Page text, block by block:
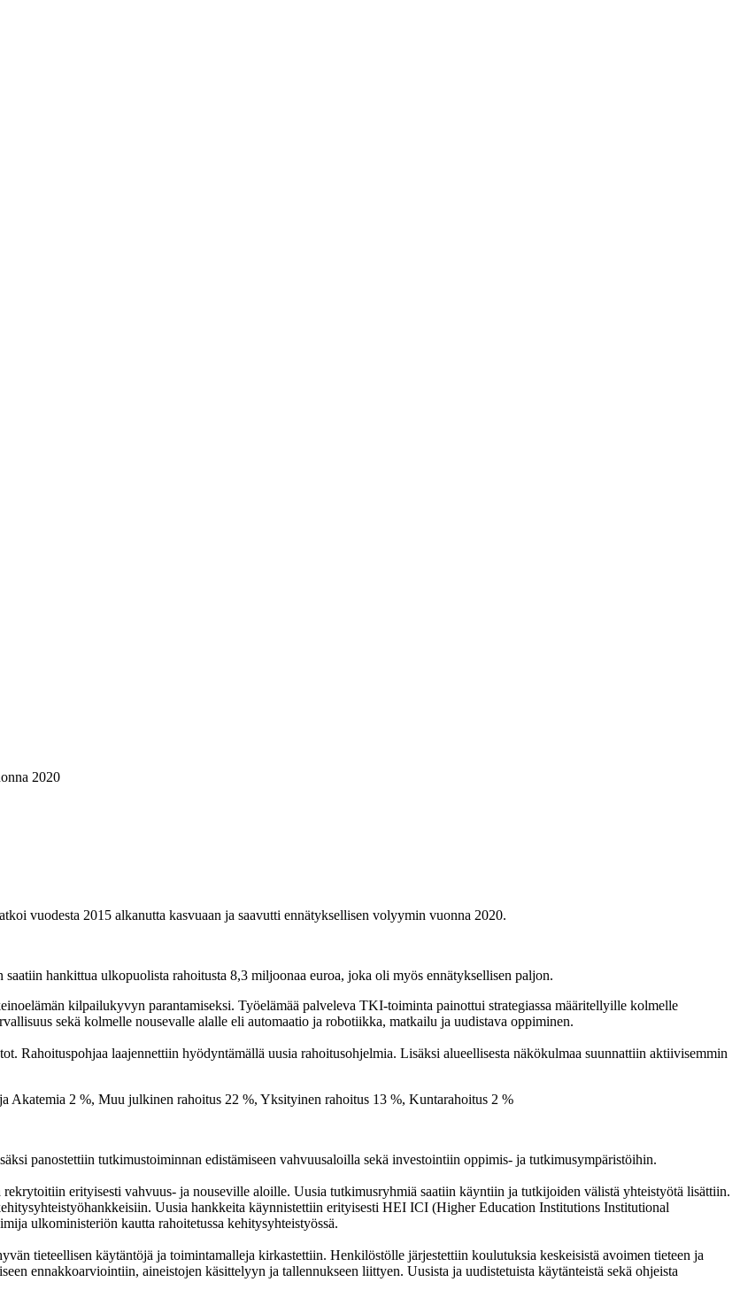
2020
vuodesta 2015 alkanutta kasvuaan ja saavutti ennätyksellisen volyymin vuonna 2020.
hankittua ulkopuolista rahoitusta 8,3 miljoonaa euroa, joka oli myös ennätyksellisen paljon.
kilpailukyvyn parantamiseksi. Työelämää palveleva TKI-toiminta painottui strategiassa määritellyille kolmelle
sekä kolmelle nousevalle alalle eli automaatio ja robotiikka, matkailu ja uudistava oppiminen.
Rahoituspohjaa laajennettiin hyödyntämällä uusia rahoitusohjelmia. Lisäksi alueellisesta näkökulmaa suunnattiin aktiivisemmin
panostettiin tutkimustoiminnan edistämiseen vahvuusaloilla sekä investointiin oppimis- ja tutkimusympäristöihin.
erityisesti vahvuus- ja nouseville aloille. Uusia tutkimusryhmiä saatiin käyntiin ja tutkijoiden välistä yhteistyötä lisättiin.
Uusia hankkeita käynnistettiin erityisesti HEI ICI (Higher Education Institutions Institutional
ulkoministeriön kautta rahoitetussa kehitysyhteistyössä.
tieteellisen käytäntöjä ja toimintamalleja kirkastettiin. Henkilöstölle järjestettiin koulutuksia keskeisistä avoimen tieteen ja
ennakkoarviointiin, aineistojen käsittelyyn ja tallennukseen liittyen. Uusista ja uudistetuista käytänteistä sekä ohjeista